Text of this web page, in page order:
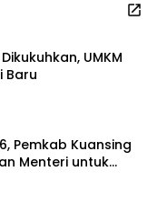
UMKM
Baru
Pemkab Kuansing
Menteri untuk